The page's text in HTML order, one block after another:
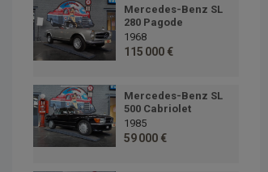
Mercedes-Benz SL
280 Pagode
1968
115 000 €
Mercedes-Benz SL
500 Cabriolet
1985
59 000 €